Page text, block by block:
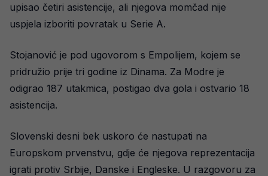
upisao četiri asistencije, ali njegova momčad nije
uspjela izboriti povratak u Serie A.
Stojanović je pod ugovorom s Empolijem, kojem se
pridružio prije tri godine iz Dinama. Za Modre je
odigrao 187 utakmica, postigao dva gola i ostvario 18
asistencija.
Slovenski desni bek uskoro će nastupati na
Europskom prvenstvu, gdje će njegova reprezentacija
igrati protiv Srbije, Danske i Engleske. U razgovoru za